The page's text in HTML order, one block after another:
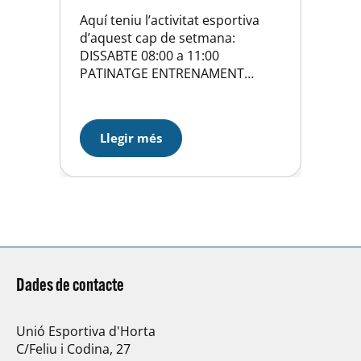
Aquí teniu l’activitat esportiva
d’aquest cap de setmana:
DISSABTE 08:00 a 11:00
PATINATGE ENTRENAMENT
DISSABTE 12:00 BASQUET CADET
Fem – CB SANTPEDOR GRANA
DISSABTE 15.00 HOQUEI
PREBENJAMÍ C – SANT JOSEP SS
Llegir més
Dades de contacte
Unió Esportiva d'Horta
C/Feliu i Codina, 27